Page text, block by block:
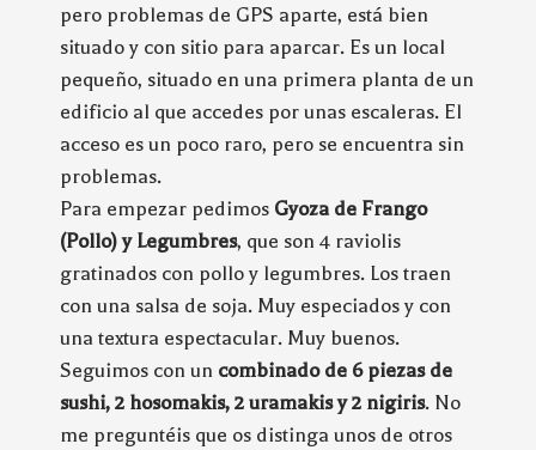
pero problemas de GPS aparte, está bien
situado y con sitio para aparcar. Es un local
pequeño, situado en una primera planta de un
edificio al que accedes por unas escaleras. El
acceso es un poco raro, pero se encuentra sin
problemas.
Para empezar pedimos Gyoza de Frango
(Pollo) y Legumbres, que son 4 raviolis
gratinados con pollo y legumbres. Los traen
con una salsa de soja. Muy especiados y con
una textura espectacular. Muy buenos.
Seguimos con un combinado de 6 piezas de
sushi, 2 hosomakis, 2 uramakis y 2 nigiris. No
me preguntéis que os distinga unos de otros